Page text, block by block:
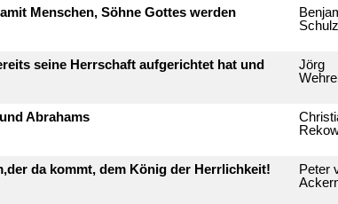
Menschen, Söhne Gottes werden
Schulz
seine Herrschaft aufgerichtet hat und
Jörg
Abrahams
da kommt, dem König der Herrlichkeit!
Peter